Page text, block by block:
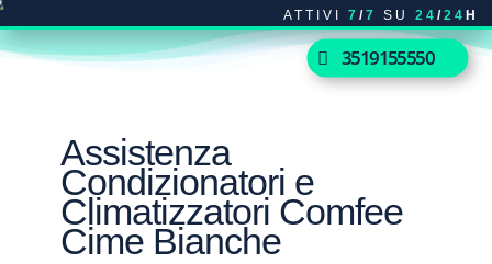
ATTIVI 7 /7 SU 24 /24 H
3519155550
Assistenza
Condizionatori e
Climatizzatori Comfee
Cime Bianche